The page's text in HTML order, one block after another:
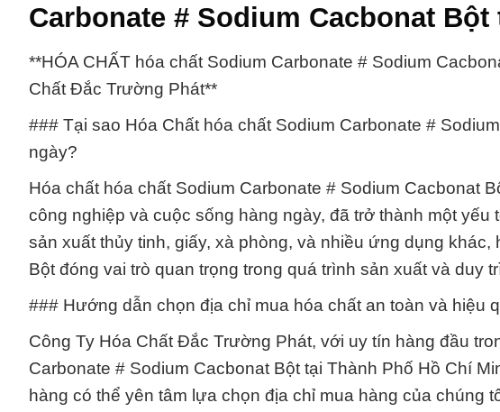
Carbonate # Sodium Cacbonat Bột
**HÓA CHẤT hóa chất Sodium Carbonate # Sodium
Chất Đắc Trường Phát**
### Tại sao Hóa Chất hóa chất Sodium Carbonate #
ngày?
Hóa chất hóa chất Sodium Carbonate # Sodium Cacbonat
công nghiệp và cuộc sống hàng ngày, đã trở thành một
sản xuất thủy tinh, giấy, xà phòng, và nhiều ứng dụng
Bột đóng vai trò quan trọng trong quá trình sản xuất và duy
### Hướng dẫn chọn địa chỉ mua hóa chất an toàn và hiệu
Công Ty Hóa Chất Đắc Trường Phát, với uy tín hàng đầu
Carbonate # Sodium Cacbonat Bột tại Thành Phố Hồ Chí
hàng có thể yên tâm lựa chọn địa chỉ mua hàng của chúng